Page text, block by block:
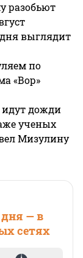
разобьют
выглядит
по
«Вор»
дожди
ученых
Мизулину
— в
сетях